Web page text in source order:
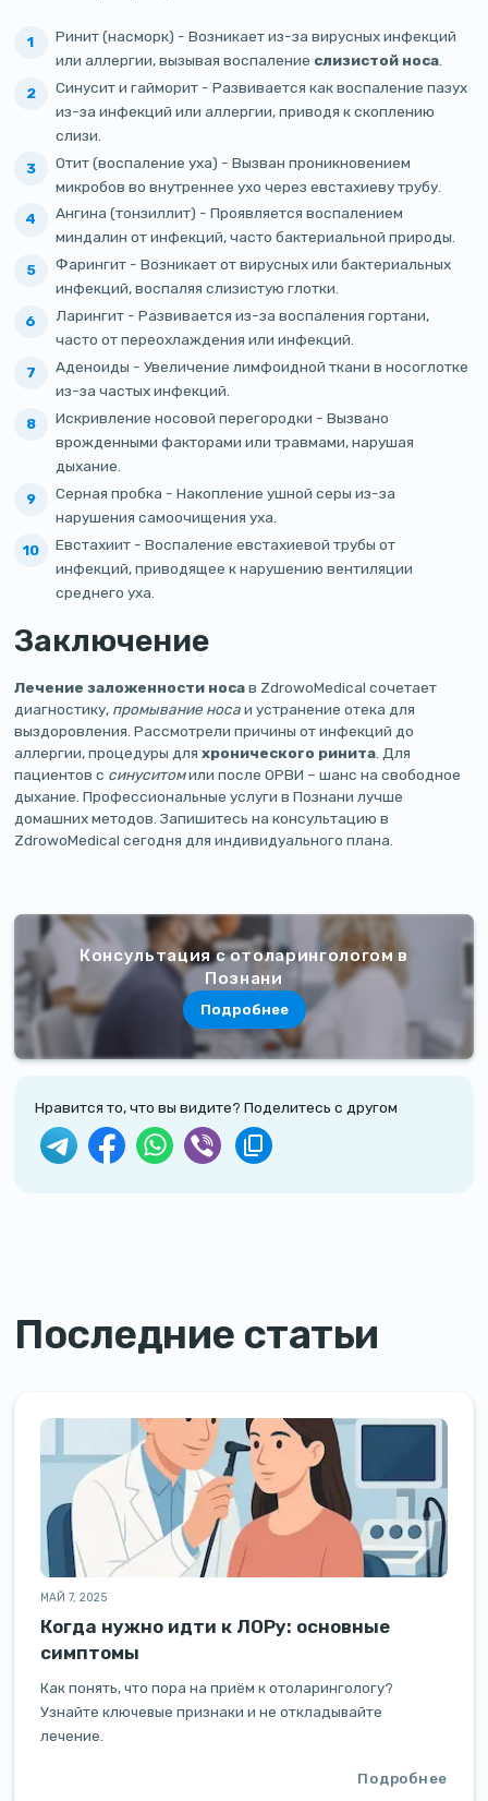
Ринит (насморк) - Возникает из-за вирусных инфекций
или аллергии, вызывая воспаление слизистой носа
Синусит и гайморит - Развивается как воспаление пазух
из-за инфекций или аллергии, приводя к скоплению
слизи.
Отит (воспаление уха) - Вызван проникновением
микробов во внутреннее ухо через евстахиеву трубу.
Ангина (тонзиллит) - Проявляется воспалением
миндалин от инфекций, часто бактериальной природы.
Фарингит - Возникает от вирусных или бактериальных
инфекций, воспаляя слизистую глотки.
Ларингит - Развивается из-за воспаления гортани,
часто от переохлаждения или инфекций.
Аденоиды - Увеличение лимфоидной ткани в носоглотке
из-за частых инфекций.
Искривление носовой перегородки - Вызвано
врожденными факторами или травмами, нарушая
дыхание.
Серная пробка - Накопление ушной серы из-за
нарушения самоочищения уха.
Евстахиит - Воспаление евстахиевой трубы от
инфекций, приводящее к нарушению вентиляции
среднего уха.
Заключение
Лечение заложенности носав ZdrowoMedical сочетает
диагностику, промывание носаи устранение отека для
выздоровления. Рассмотрели причины от инфекций до
аллергии, процедуры дляхронического ринита . Для
пациентов с синуситомили после ОРВИ – шанс на свободное
дыхание. Профессиональные услуги в Познани лучше
домашних методов. Запишитесь на консультацию в
ZdrowoMedical сегодня для индивидуального плана.
Консультация с отоларингологом в
Познани
Подробнее
Нравится то, что вы видите? Поделитесь с другом
Последние статьи
МАЙ 7, 2025
Когда нужно идти к ЛОРу: основные
симптомы
Как понять, что пора на приём к отоларингологу?
Узнайте ключевые признаки и не откладывайте
лечение.
Подробнее